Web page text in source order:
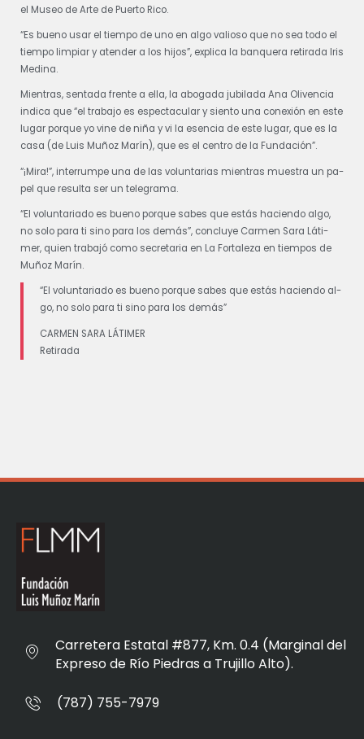
el Mu­seo de Ar­te de Puer­to Ri­co.
“Es bueno usar el tiem­po de uno en al­go va­lio­so que no sea to­do el
tiem­po lim­piar y aten­der a los hi­jos”, ex­pli­ca la ban­que­ra re­ti­ra­da Iris
Me­di­na.
Mien­tras, sen­ta­da fren­te a ella, la abo­ga­da ju­bi­la­da Ana Oli­ven­cia
in­di­ca que “el tra­ba­jo es es­pec­ta­cu­lar y sien­to una co­ne­xión en es­te
lu­gar por­que yo vi­ne de ni­ña y vi la esen­cia de es­te lu­gar, que es la
ca­sa (de Luis Muñoz Ma­rín), que es el cen­tro de la Fun­da­ción”.
“¡Mi­ra!”, in­te­rrum­pe una de las vo­lun­ta­rias mien­tras mues­tra un pa­
pel que re­sul­ta ser un te­le­gra­ma.
“El vo­lun­ta­ria­do es bueno por­que sa­bes que es­tás ha­cien­do al­go,
no so­lo pa­ra ti sino pa­ra los de­más”, con­clu­ye Carmen Sa­ra Lá­ti­
mer, quien tra­ba­jó como se­cre­ta­ria en La For­ta­le­za en tiem­pos de
Muñoz Ma­rín.
“El vo­lun­ta­ria­do es bueno por­que sa­bes que es­tás ha­cien­do al­
go, no so­lo pa­ra ti sino pa­ra los de­más”
CARMEN SA­RA LÁ­TI­MER
Re­ti­ra­da
Carretera Estatal #877, Km. 0.4 (Marginal del
Expreso de Río Piedras a Trujillo Alto).
(787) 755-7979